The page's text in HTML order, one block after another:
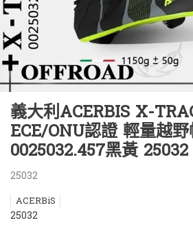
義大利ACERBIS X-
ECE/ONU認證 輕量越
0025032.457黑黃 25032
25032
ACERBiS
25032